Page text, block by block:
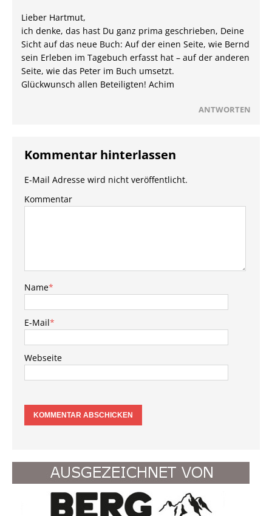
Lieber Hartmut,
ich denke, das hast Du ganz prima geschrieben, Deine
Sicht auf das neue Buch: Auf der einen Seite, wie Bernd
sein Erleben im Tagebuch erfasst hat – auf der anderen
Seite, wie das Peter im Buch umsetzt.
Glückwunsch allen Beteiligten! Achim
ANTWORTEN
Kommentar hinterlassen
E-Mail Adresse wird nicht veröffentlicht.
Kommentar
Name*
E-Mail*
Webseite